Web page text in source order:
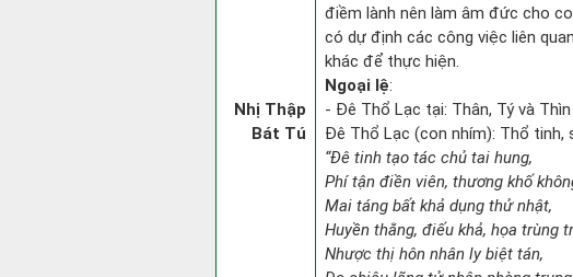
Nhị Thập
Bát Tú
điềm lành nên làm âm đức cho
có dự định các công việc liên
khác để thực hiện.
Ngoại lệ:
- Đê Thổ Lạc tại: Thân, Tý và
Đê Thổ Lạc (con nhím): Thổ tinh,
“Đê tinh tạo tác chủ tai hung,
Phí tận điền viên, thương khố
Mai táng bất khả dụng thử nhật,
Huyền thằng, điếu khả, họa trùng
Nhược thị hôn nhân ly biệt tán,